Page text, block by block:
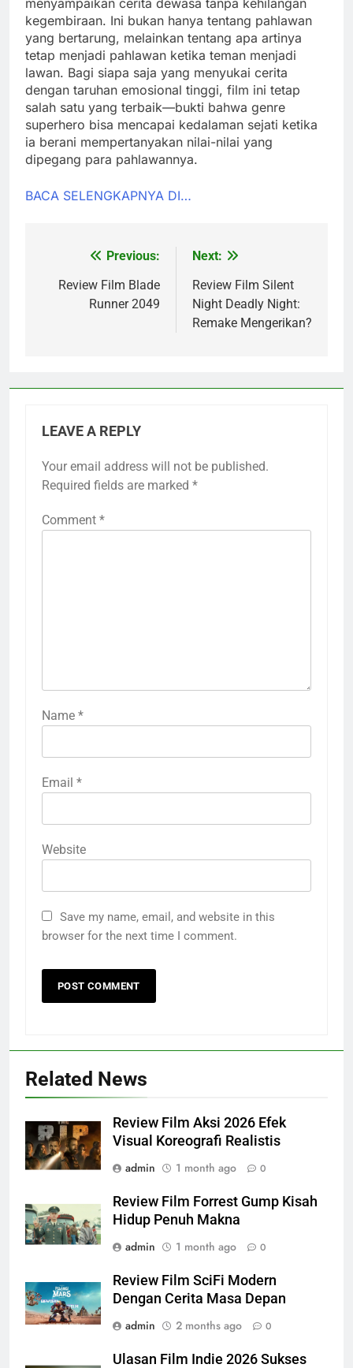
kegembiraan. Ini bukan hanya tentang pahlawan
yang bertarung, melainkan tentang apa artinya
tetap menjadi pahlawan ketika teman menjadi
lawan. Bagi siapa saja yang menyukai cerita
dengan taruhan emosional tinggi, film ini tetap
salah satu yang terbaik—bukti bahwa genre
superhero bisa mencapai kedalaman sejati ketika
ia berani mempertanyakan nilai-nilai yang
dipegang para pahlawannya.
BACA SELENGKAPNYA DI…
navigation
Previous:
Review Film Blade
Runner 2049
Next:
Review Film Silent
Night Deadly Night:
Remake Mengerikan?
LEAVE A REPLY
Your email address will not be published.
Required fields are marked *
Comment *
Name *
Email *
Website
Save my name, email, and website in this
browser for the next time I comment.
Related News
Review Film Aksi 2026 Efek
Visual Koreografi Realistis
admin
1 month ago 0
Review Film Forrest Gump Kisah
Hidup Penuh Makna
admin
1 month ago 0
Review Film SciFi Modern
Dengan Cerita Masa Depan
admin
2 months ago 0
Ulasan Film Indie 2026 Sukses